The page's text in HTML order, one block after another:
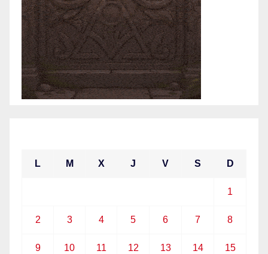
L M X J V S D
1
2 3 4 5 6 7 8
9 10 11 12 13 14 15